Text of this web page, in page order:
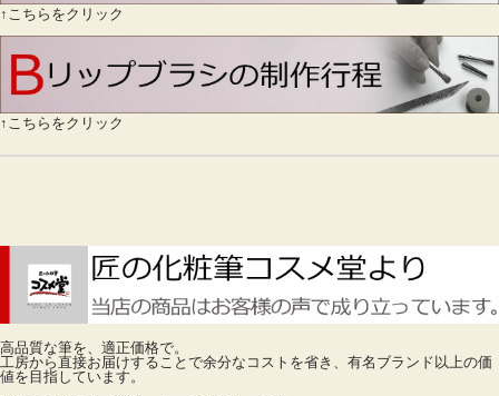
↑こちらをクリック
↑こちらをクリック
高品質な筆を、適正価格で。
工房から直接お届けすることで余分なコストを省き、有名ブランド以上の価
値を目指しています。